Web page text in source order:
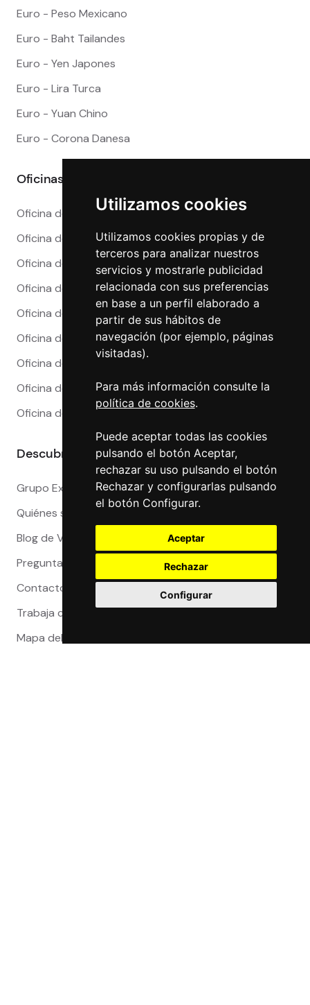
Utilizamos cookies
Utilizamos cookies propias y de
terceros para analizar nuestros
servicios y mostrarle publicidad
relacionada con sus preferencias
en base a un perfil elaborado a
partir de sus hábitos de
navegación (por ejemplo, páginas
visitadas).
Para más información consulte la
política de cookies.
Puede aceptar todas las cookies
pulsando el botón Aceptar,
rechazar su uso pulsando el botón
Rechazar y configurarlas pulsando
el botón Configurar.
Aceptar
Rechazar
Configurar
Euro - Peso Mexicano
Euro - Baht Tailandes
Euro - Yen Japones
Euro - Lira Turca
Euro - Yuan Chino
Euro - Corona Danesa
Oficinas
Oficina de Cambio en Alicante
Oficina de Cambio en Barcelona
Oficina de Cambio en Córdoba
Oficina de Cambio en Granada
Oficina de Cambio en Madrid
Oficina de Cambio en Málaga
Oficina de Cambio en Marbella
Oficina de Cambio en Sevilla
Oficina de Cambio en Valencia
Descubre más
Grupo Exact
Quiénes somos
Blog de Viajeros
Preguntas Frecuentes
Contacto
Trabaja con nosotros
Mapa del sitio